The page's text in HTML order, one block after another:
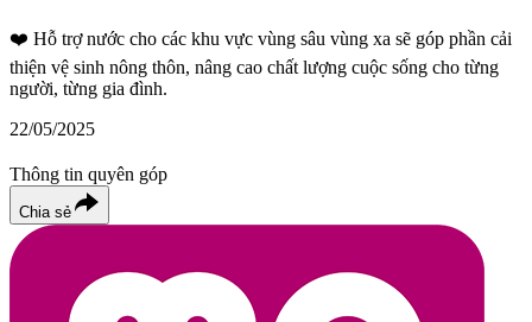
❤️ Hỗ trợ nước cho các khu vực vùng sâu vùng xa sẽ góp phần cải
thiện vệ sinh nông thôn, nâng cao chất lượng cuộc sống cho từng
người, từng gia đình.
22/05/2025
Thông tin quyên góp
Chia sẻ